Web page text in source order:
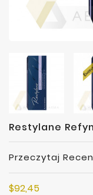
Restylane
Przeczytaj
$92,45